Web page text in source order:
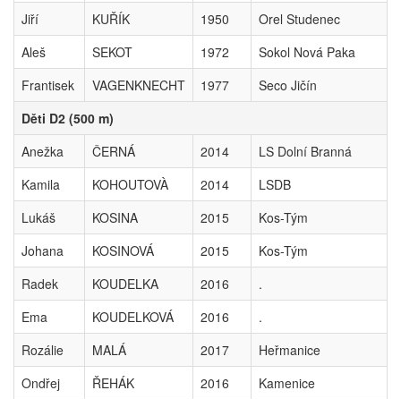
Jiří
KUŘÍK 1950
Orel Studenec
Aleš
SEKOT 1972
Sokol Nová Paka
Frantisek
VAGENKNECHT 1977
Seco Jičín
Děti D2 (500 m)
Anežka
ČERNÁ 2014
LS Dolní Branná
Kamila
KOHOUTOVÀ 2014
LSDB
Lukáš
KOSINA 2015
Kos-Tým
Johana
KOSINOVÁ 2015
Kos-Tým
Radek
KOUDELKA 2016
.
Ema
KOUDELKOVÁ 2016
.
Rozálie
MALÁ 2017
Heřmanice
Ondřej
ŘEHÁK 2016
Kamenice